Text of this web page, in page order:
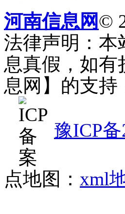
河南信息网©
法律声明：本
息真假，如有
息网】的支持
豫ICP
点地图： xml